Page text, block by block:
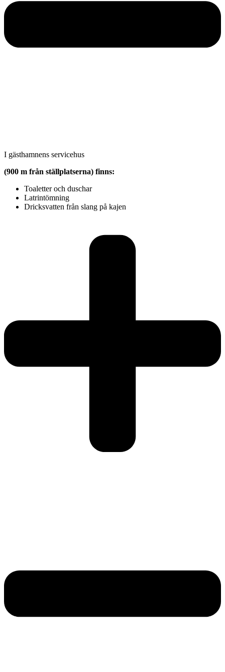
I gästhamnens servicehus
(900 m från ställplatserna) finns:
Toaletter och duschar
Latrintömning
Dricksvatten från slang på kajen